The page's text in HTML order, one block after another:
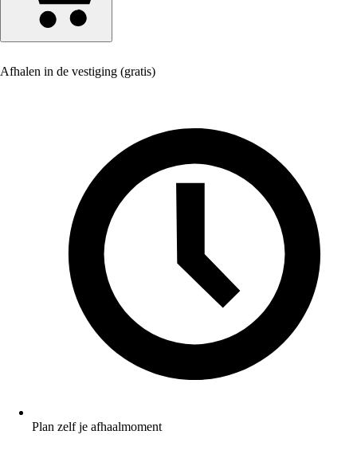
Afhalen in de vestiging (gratis)
Plan zelf je afhaalmoment